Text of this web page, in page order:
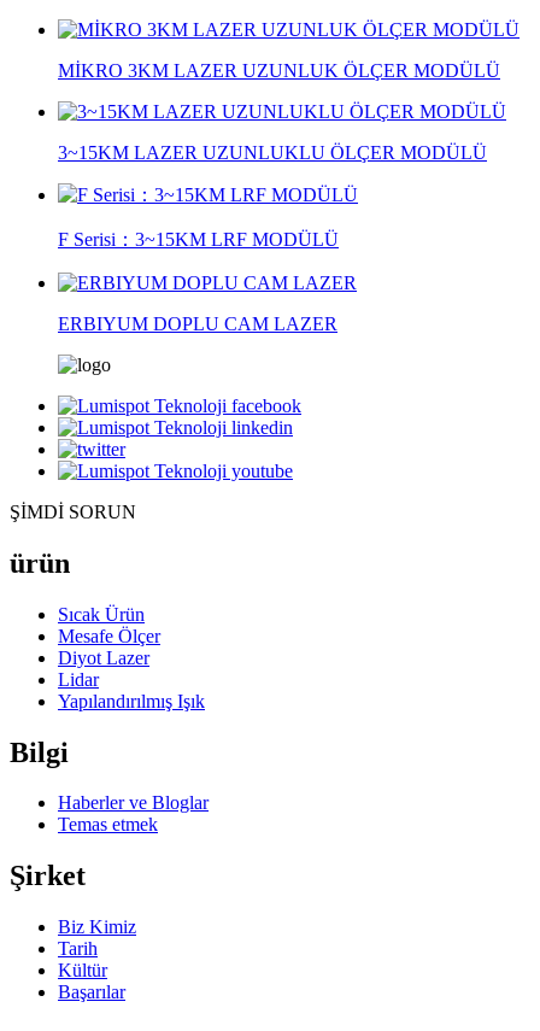
MİKRO 3KM LAZER UZUNLUK ÖLÇER MODÜLÜ
3~15KM LAZER UZUNLUKLU ÖLÇER MODÜLÜ
F Serisi：3~15KM LRF MODÜLÜ
ERBIYUM DOPLU CAM LAZER
ŞİMDİ SORUN
ürün
Sıcak Ürün
Mesafe Ölçer
Diyot Lazer
Lidar
Yapılandırılmış Işık
Bilgi
Haberler ve Bloglar
Temas etmek
Şirket
Biz Kimiz
Tarih
Kültür
Başarılar